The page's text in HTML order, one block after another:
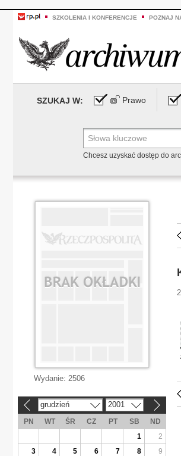
SZKOLENIA I KONFERENCJE POZNAJ
SZUKAJ W: Prawo
Chcesz uzyskać dostęp do
Wydanie: 2506
grudzień 2001
PN WT ŚR CZ PT SB
ND
1
2
3
4 5 6 7 8
9